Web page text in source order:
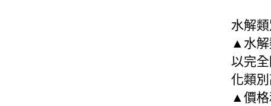
水解
▲水解
以完
化類
▲價格